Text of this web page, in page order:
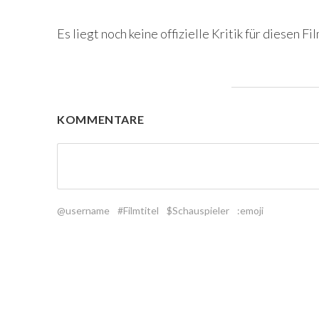
Es liegt noch keine offizielle Kritik für diesen
KOMMENTARE
@username #Filmtitel $Schauspieler :emoji